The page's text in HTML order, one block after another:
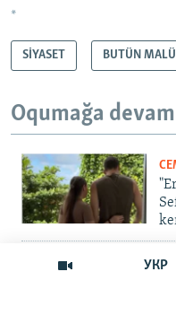
УКР
*
SİYASET BUTÜN
Oqumağa